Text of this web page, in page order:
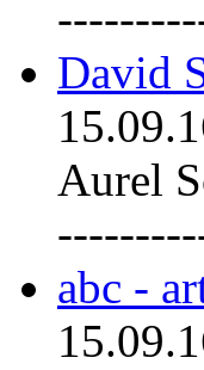
David
Aurel
abc -